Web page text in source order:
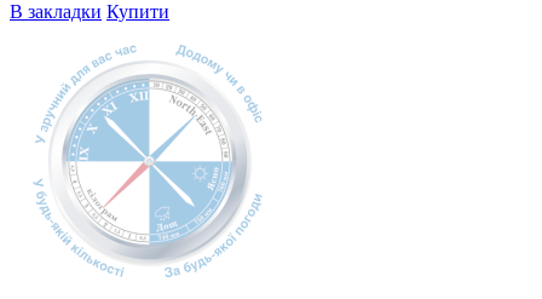
В закладки Купити